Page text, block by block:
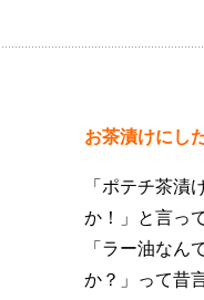
お茶漬けにし
「ポテチ茶漬
か！」と言っ
「ラー油なん
か？」って昔